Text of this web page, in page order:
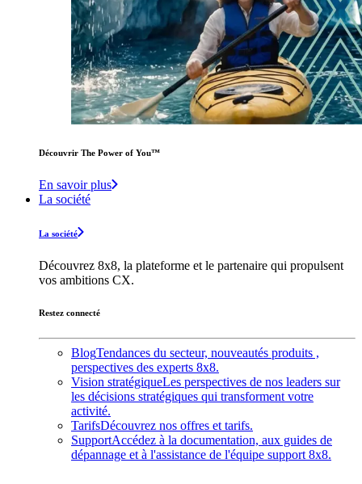
Découvrir The Power of You™️
En savoir plus
La société
La société
Découvrez 8x8, la plateforme et le partenaire qui propulsent
vos ambitions CX.
Restez connecté
BlogTendances du secteur, nouveautés produits ,
perspectives des experts 8x8.
Vision stratégiqueLes perspectives de nos leaders sur
les décisions stratégiques qui transforment votre
activité.
TarifsDécouvrez nos offres et tarifs.
SupportAccédez à la documentation, aux guides de
dépannage et à l'assistance de l'équipe support 8x8.